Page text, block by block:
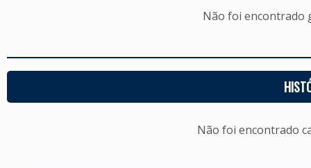
Não foi encontrado
Não foi encontrado